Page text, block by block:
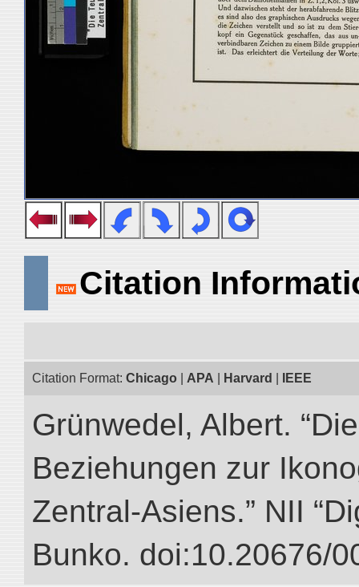
Citation
Citation Format: Chicago APA Harvard IEEE
Grünwedel, Albert.
Beziehungen zur
Zentral-Asiens.” NII
Bunko. doi:10.20676/